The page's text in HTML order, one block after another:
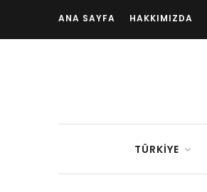
ANA SAYFA HAKKIMIZDA
TÜRKIYE